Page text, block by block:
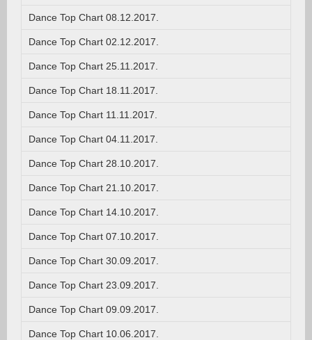
Dance Top Chart 08.12.2017.
Dance Top Chart 02.12.2017.
Dance Top Chart 25.11.2017.
Dance Top Chart 18.11.2017.
Dance Top Chart 11.11.2017.
Dance Top Chart 04.11.2017.
Dance Top Chart 28.10.2017.
Dance Top Chart 21.10.2017.
Dance Top Chart 14.10.2017.
Dance Top Chart 07.10.2017.
Dance Top Chart 30.09.2017.
Dance Top Chart 23.09.2017.
Dance Top Chart 09.09.2017.
Dance Top Chart 10.06.2017.